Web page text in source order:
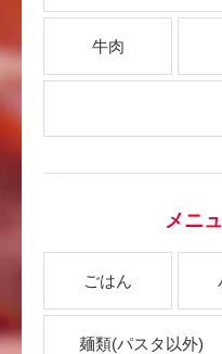
牛肉
メニ
ごはん
麺類(パスタ以外)